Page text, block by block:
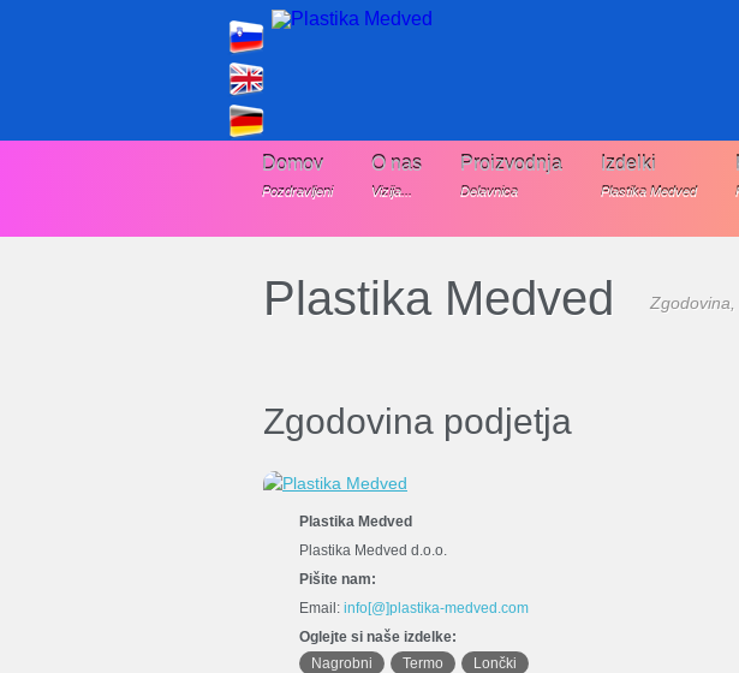
Domov
Pozdravljeni
O nas
Vizija...
Proizvodnja
Delavnica
Izdelki
Plastika Medved
Plastika Medved Zgodovina,
Zgodovina podjetja
Plastika Medved
Plastika Medved d.o.o.
Pišite nam:
Email: info[@]plastika-medved.com
Oglejte si naše izdelke:
Nagrobni
Termo
Lončki